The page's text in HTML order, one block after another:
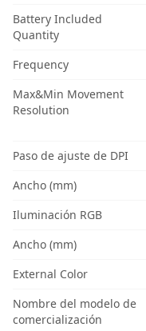
Battery Included
Quantity
Frequency
Max&Min Movement
Resolution
Paso de ajuste de DPI
Ancho (mm)
Iluminación RGB
Ancho (mm)
External Color
Nombre del modelo de
comercialización